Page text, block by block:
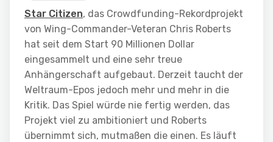
Star Citizen, das Crowdfunding-Rekordprojekt
von Wing-Commander-Veteran Chris Roberts
hat seit dem Start 90 Millionen Dollar
eingesammelt und eine sehr treue
Anhängerschaft aufgebaut. Derzeit taucht der
Weltraum-Epos jedoch mehr und mehr in die
Kritik. Das Spiel würde nie fertig werden, das
Projekt viel zu ambitioniert und Roberts
übernimmt sich, mutmaßen die einen. Es läuft